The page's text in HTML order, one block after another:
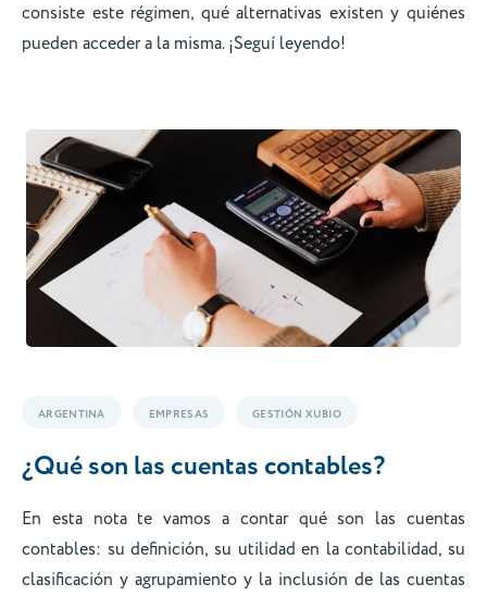
consiste este régimen, qué alternativas existen y quiénes
pueden acceder a la misma. ¡Seguí leyendo!
ARGENTINA EMPRESAS GESTIÓN XUBIO
¿Qué son las cuentas contables?
En esta nota te vamos a contar qué son las cuentas
contables: su definición, su utilidad en la contabilidad, su
clasificación y agrupamiento y la inclusión de las cuentas